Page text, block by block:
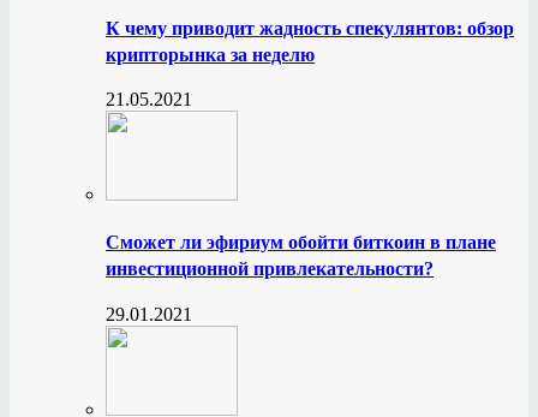
К чему приводит жадность спекулянтов: обзор
крипторынка за неделю
21.05.2021
Сможет ли эфириум обойти биткоин в плане
инвестиционной привлекательности?
29.01.2021